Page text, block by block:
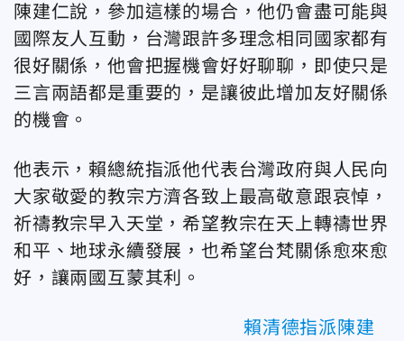
陳建仁說，參加這樣的場合，他仍會盡可能與
國際友人互動，台灣跟許多理念相同國家都有
很好關係，他會把握機會好好聊聊，即使只是
三言兩語都是重要的，是讓彼此增加友好關係
的機會。
他表示，賴總統指派他代表台灣政府與人民向
大家敬愛的教宗方濟各致上最高敬意跟哀悼，
祈禱教宗早入天堂，希望教宗在天上轉禱世界
和平、地球永續發展，也希望台梵關係愈來愈
好，讓兩國互蒙其利。
賴清德指派陳建